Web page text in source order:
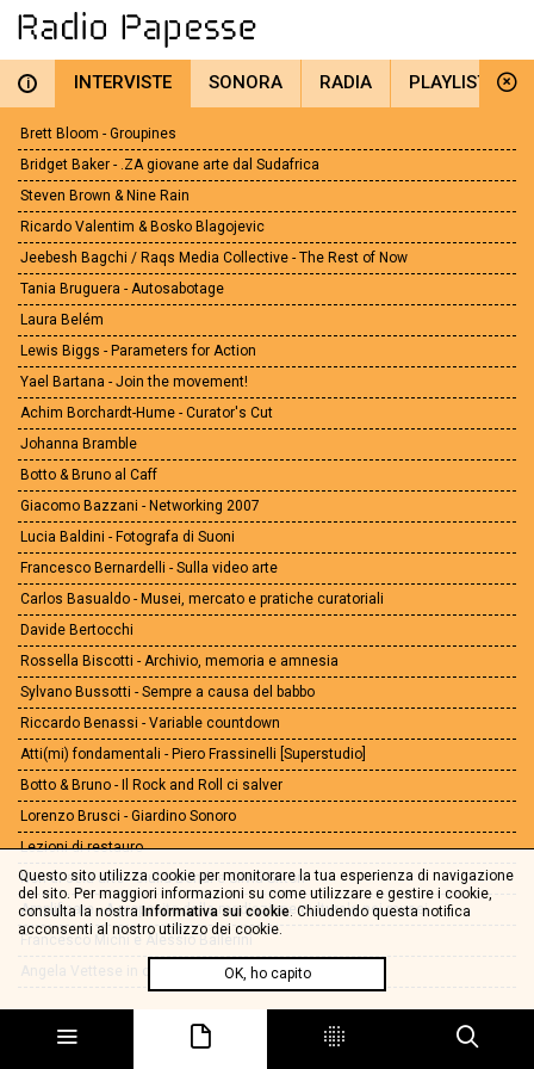
i INTERVISTE SONORA RADIA PLAYLIST
Brett Bloom - Groupines
Bridget Baker - .ZA giovane arte dal Sudafrica
Steven Brown & Nine Rain
Ricardo Valentim & Bosko Blagojevic
Jeebesh Bagchi / Raqs Media Collective - The Rest of Now
Tania Bruguera - Autosabotage
Laura Belém
Lewis Biggs - Parameters for Action
Yael Bartana - Join the movement!
Achim Borchardt-Hume - Curator's Cut
Johanna Bramble
Botto & Bruno al Caff
Giacomo Bazzani - Networking 2007
Lucia Baldini - Fotografa di Suoni
Francesco Bernardelli - Sulla video arte
Carlos Basualdo - Musei, mercato e pratiche curatoriali
Davide Bertocchi
Rossella Biscotti - Archivio, memoria e amnesia
Sylvano Bussotti - Sempre a causa del babbo
Riccardo Benassi - Variable countdown
Atti(mi) fondamentali - Piero Frassinelli [Superstudio]
Botto & Bruno - Il Rock and Roll ci salver
Lorenzo Brusci - Giardino Sonoro
Lezioni di restauro
Non di sola arte - Giulia Bondi e Silvia Sitton
Amplificare - A proposito della mediazione culturale nei musei
Francesco Michi e Alessio Ballerini
Angela Vettese in conversazione con Daniel Birnbaum
Questo sito utilizza cookie per monitorare la tua esperienza di navigazione
del sito. Per maggiori informazioni su come utilizzare e gestire i cookie,
consulta la nostra Informativa sui cookie. Chiudendo questa notifica
acconsenti al nostro utilizzo dei cookie.
OK, ho capito